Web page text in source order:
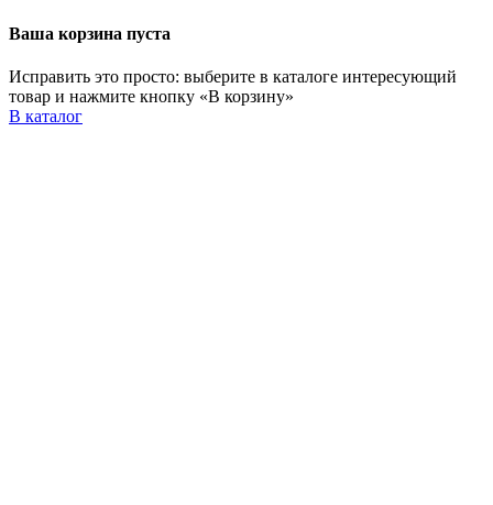
Ваша корзина пуста
Исправить это просто: выберите в каталоге интересующий
товар и нажмите кнопку «В корзину»
В каталог